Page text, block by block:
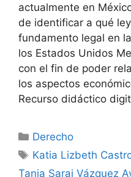
actualmente en
de identificar a qué
fundamento legal en
los Estados Unidos
con el fin de poder
los aspectos
Recurso didáctico
Categorías
Derecho
Etiquetas
Katia Lizbeth
Tania Sarai Vázquez